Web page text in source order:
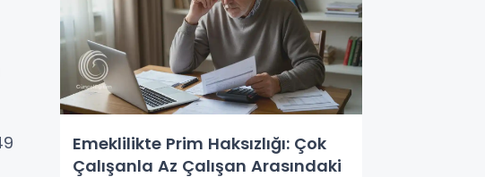
Emeklilikte Prim Haksızlığı: Çok
Çalışanla Az Çalışan Arasındaki